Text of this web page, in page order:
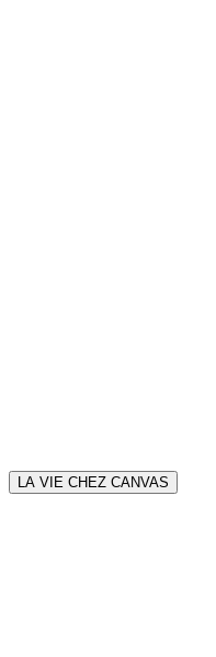
LA VIE CHEZ CANVAS